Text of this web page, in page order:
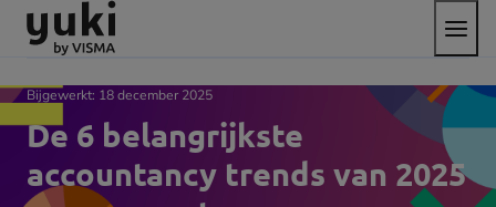
Direct
naar
content
Direct
naar
footer
Ga
naar
homepage
het
menu
De 6 belangrijkste
accountancy trends van 2025
Bijgewerkt: 18 december 2025